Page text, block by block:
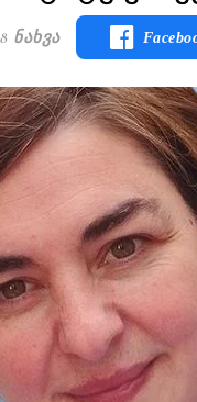
Ნახვა